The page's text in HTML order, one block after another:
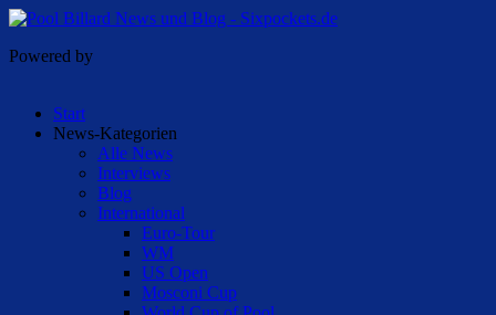
Powered by
Start
News-Kategorien
Alle News
Interviews
Blog
International
Euro-Tour
WM
US Open
Mosconi Cup